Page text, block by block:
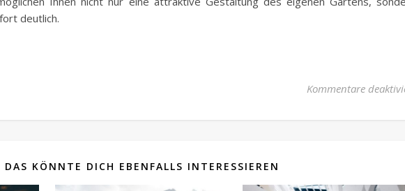
deutlich.
Kommentare
DAS KÖNNTE DICH EBENFALLS INTERESSIEREN